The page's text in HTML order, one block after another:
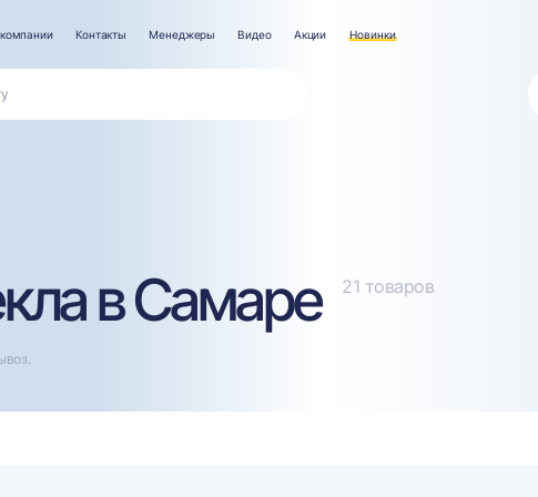
Контакты Менеджеры Видео Акции Новинки
в Самаре 21 товаров